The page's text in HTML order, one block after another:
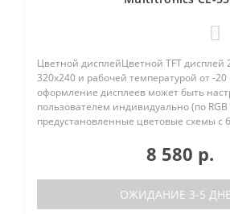
Цветной дисплейЦветной TFT
320х240 и рабочей температурой от -20
оформление дисплеев может быть
пользователем индивидуально (по
предустановленные цветовые схемы с
8 580 р.
ОЖИДАНИЕ 3-5